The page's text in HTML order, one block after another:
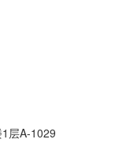
层A-1029